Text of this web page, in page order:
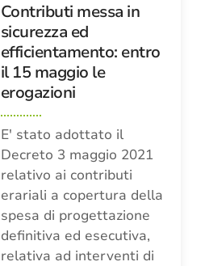
Contributi messa in
sicurezza ed
efficientamento: entro
il 15 maggio le
erogazioni
E' stato adottato il
Decreto 3 maggio 2021
relativo ai contributi
erariali a copertura della
spesa di progettazione
definitiva ed esecutiva,
relativa ad interventi di